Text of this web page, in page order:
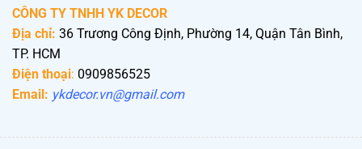
CÔNG TY TNHH YK DECOR
Địa chỉ: 36 Trương Công Định, Phường 14, Quận Tân Bình,
TP. HCM
Điện thoại: 0909856525
Email: ykdecor.vn@gmail.com